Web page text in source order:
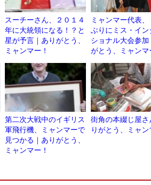
スーチーさん、２０１４
年に大統領になる！？と
星が予言｜ありがとう、
ミャンマー！
ミャンマー代表
ぶりにミス・イン
ショナル大会参加
がとう、ミャンマ
第二次大戦中のイギリス
軍飛行機、ミャンマーで
見つかる｜ありがとう、
ミャンマー！
街角の本綴じ屋さ
りがとう、ミャ